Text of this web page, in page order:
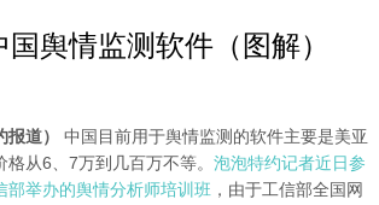
舆情监测软件（图解）
报道）
中国目前用于舆情监测的软件主要是美亚
格从6、7万到几百万不等。 泡泡特约记者近日参
部举办的舆情分析师培训班 ，由于工信部全国网